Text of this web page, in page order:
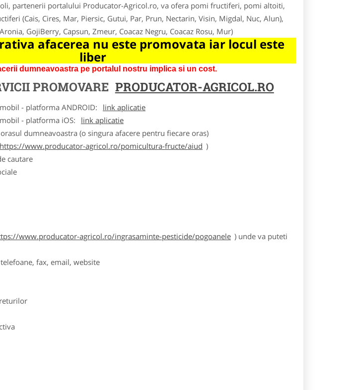
partenerii portalului Producator-Agricol.ro, va ofera pomi fructiferi, pomi altoiti,
(Cais, Cires, Mar, Piersic, Gutui, Par, Prun, Nectarin, Visin, Migdal, Nuc, Alun),
GojiBerry, Capsun, Zmeur, Coacaz Negru, Coacaz Rosu, Mur)
afacerea nu este promovata iar locul este
liber
dumneavoastra pe portalul nostru implica si un cost.
PROMOVARE PRODUCATOR-AGRICOL.RO
- platforma ANDROID:
link aplicatie
- platforma iOS:
link aplicatie
dumneavoastra (o singura afacere pentru fiecare oras)
https://www.producator-agricol.ro/pomicultura-fructe/aiud )
cautare
www.producator-agricol.ro/ingrasaminte-pesticide/pogoanele ) unde va puteti
fax, email, website